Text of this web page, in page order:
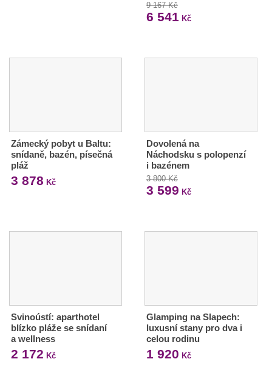
9 167 Kč
6 541 Kč
Zámecký pobyt u Baltu:
snídaně, bazén, písečná
pláž
3 878 Kč
Dovolená na
Náchodsku s polopenzí
i bazénem
3 800 Kč
3 599 Kč
Svinoústí: aparthotel
blízko pláže se snídaní
a wellness
2 172 Kč
Glamping na Slapech:
luxusní stany pro dva i
celou rodinu
1 920 Kč